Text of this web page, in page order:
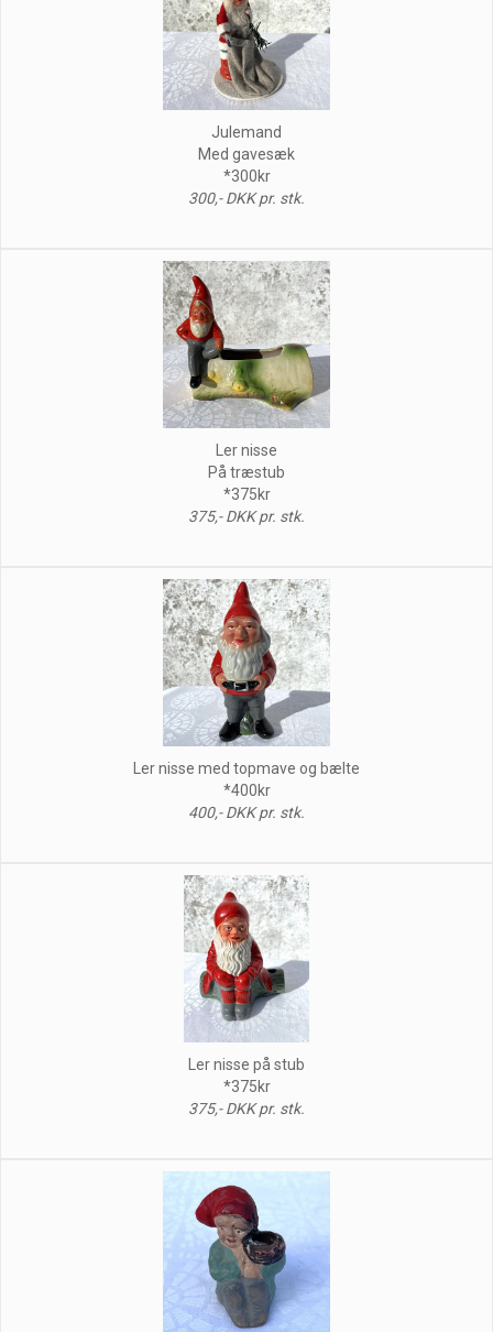
Julemand
Med gavesæk
*300kr
300,- DKK pr. stk.
Ler nisse
På træstub
*375kr
375,- DKK pr. stk.
Ler nisse med topmave og bælte
*400kr
400,- DKK pr. stk.
Ler nisse på stub
*375kr
375,- DKK pr. stk.